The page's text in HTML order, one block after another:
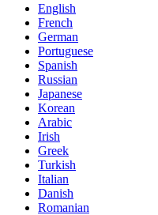
English
French
German
Portuguese
Spanish
Russian
Japanese
Korean
Arabic
Irish
Greek
Turkish
Italian
Danish
Romanian